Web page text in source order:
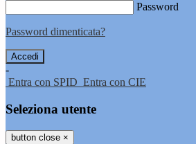
Password
Password dimenticata?
-
Entra con SPID Entra con CIE
Seleziona utente
button close ×